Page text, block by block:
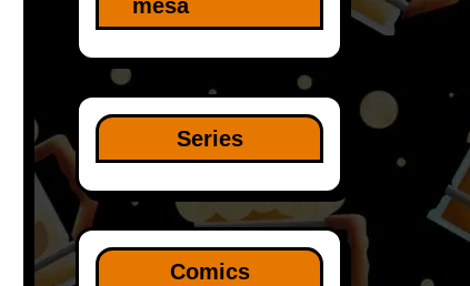
mesa
Series
Comics